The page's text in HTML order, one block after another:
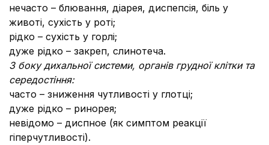
нечасто – блювання, діарея, диспепсія, біль у
животі, сухість у роті;
рідко – сухість у горлі;
дуже рідко – закреп, слинотеча.
З боку дихальної системи, органів грудної клітки та
середостіння:
часто – зниження чутливості у глотці;
дуже рідко – ринорея;
невідомо – диспное (як симптом реакції
гіперчутливості).